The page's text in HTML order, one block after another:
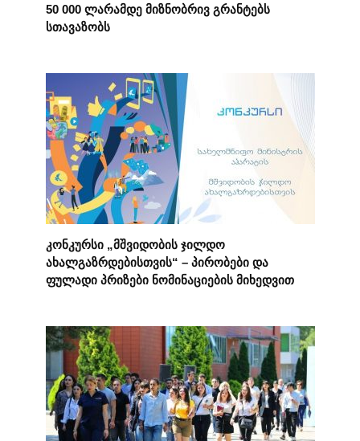
50 000 ლარამდე მიზნობრივ გრანტებს
სთავაზობს
კონკურსი „მშვიდობის ჯილდო
ახალგაზრდებისთვის“ – პირობები და
ფულადი პრიზები ნომინაციების მიხედვით